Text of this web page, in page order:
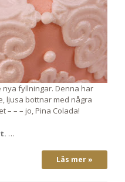
nya fyllningar. Denna har
ljusa bottnar med några
– – – jo, Pina Colada!
…
Läs mer »